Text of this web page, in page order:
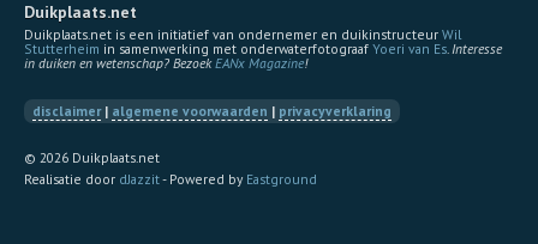
Duikplaats.net
Duikplaats.net is een initiatief van ondernemer en duikinstructeur Wil
Stutterheim in samenwerking met onderwaterfotograaf Yoeri van Es.Interesse
in duiken en wetenschap? BezoekEANx Magazine!
disclaimer| algemene voorwaarden | privacyverklaring
© 2026 Duikplaats.net
Realisatie door dJazzit- Powered by Eastground